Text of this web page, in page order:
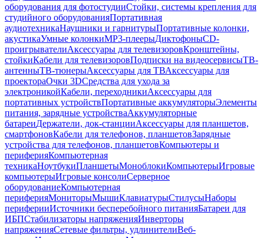
оборудования для фотостудииСтойки, системы крепления для
студийного оборудованияПортативная
аудиотехникаНаушники и гарнитурыПортативные колонки,
акустикаУмные колонкиMP3-плеерыДиктофоныCD-
проигрывателиАксессуары для телевизоровКронштейны,
стойкиКабели для телевизоровПодписки на видеосервисыТВ-
антенныТВ-тюнерыАксессуары для ТВАксессуары для
проектораОчки 3DСредства для ухода за
электроникойКабели, переходникиАксессуары для
портативных устройствПортативные аккумуляторыЭлементы
питания, зарядные устройстваАккумуляторные
батареиДержатели, док-станцииАксессуары для планшетов,
смартфоновКабели для телефонов, планшетовЗарядные
устройства для телефонов, планшетовКомпьютеры и
периферияКомпьютерная
техникаНоутбукиПланшетыМоноблокиКомпьютерыИгровые
компьютерыИгровые консолиСерверное
оборудованиеКомпьютерная
периферияМониторыМышиКлавиатурыСтилусыНаборы
периферииИсточники бесперебойного питанияБатареи для
ИБПСтабилизаторы напряженияИнверторы
напряженияСетевые фильтры, удлинителиВеб-